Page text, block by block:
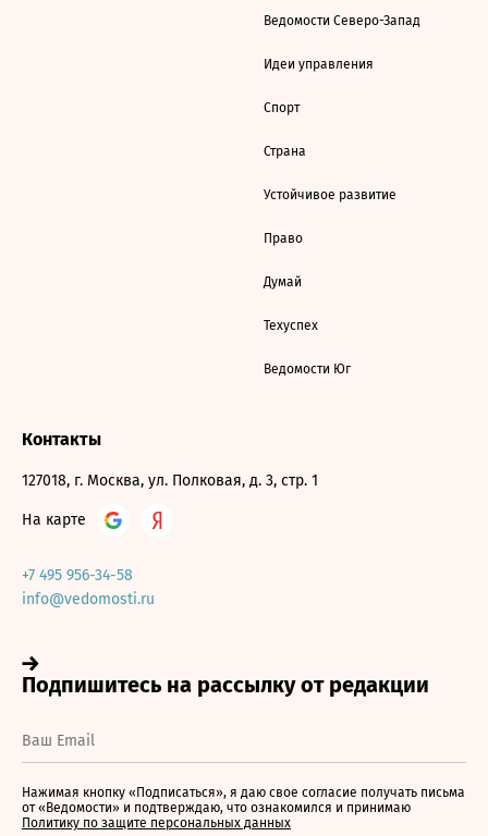
Ведомости Северо-Запад
Идеи управления
Спорт
Страна
Устойчивое развитие
Право
Думай
Техуспех
Ведомости Юг
Контакты
127018, г. Москва, ул. Полковая, д. 3, стр. 1
На карте
+7 495 956-34-58
info@vedomosti.ru
Нажимая кнопку «Подписаться», я даю свое согласие получать письма
от «Ведомости» и подтверждаю, что ознакомился и принимаю
Политику по защите персональных данных